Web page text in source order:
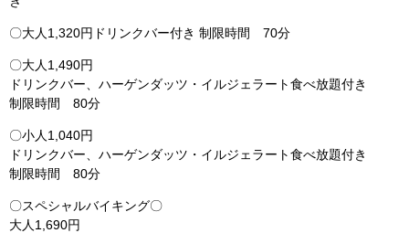
〇大人1,320円ドリンクバー付き 制限時間 70分
〇大人1,490円
ドリンクバー、ハーゲンダッツ・イルジェラート食べ放題付き
制限時間 80分
〇小人1,040円
ドリンクバー、ハーゲンダッツ・イルジェラート食べ放題付き
制限時間 80分
〇スペシャルバイキング〇
大人1,690円